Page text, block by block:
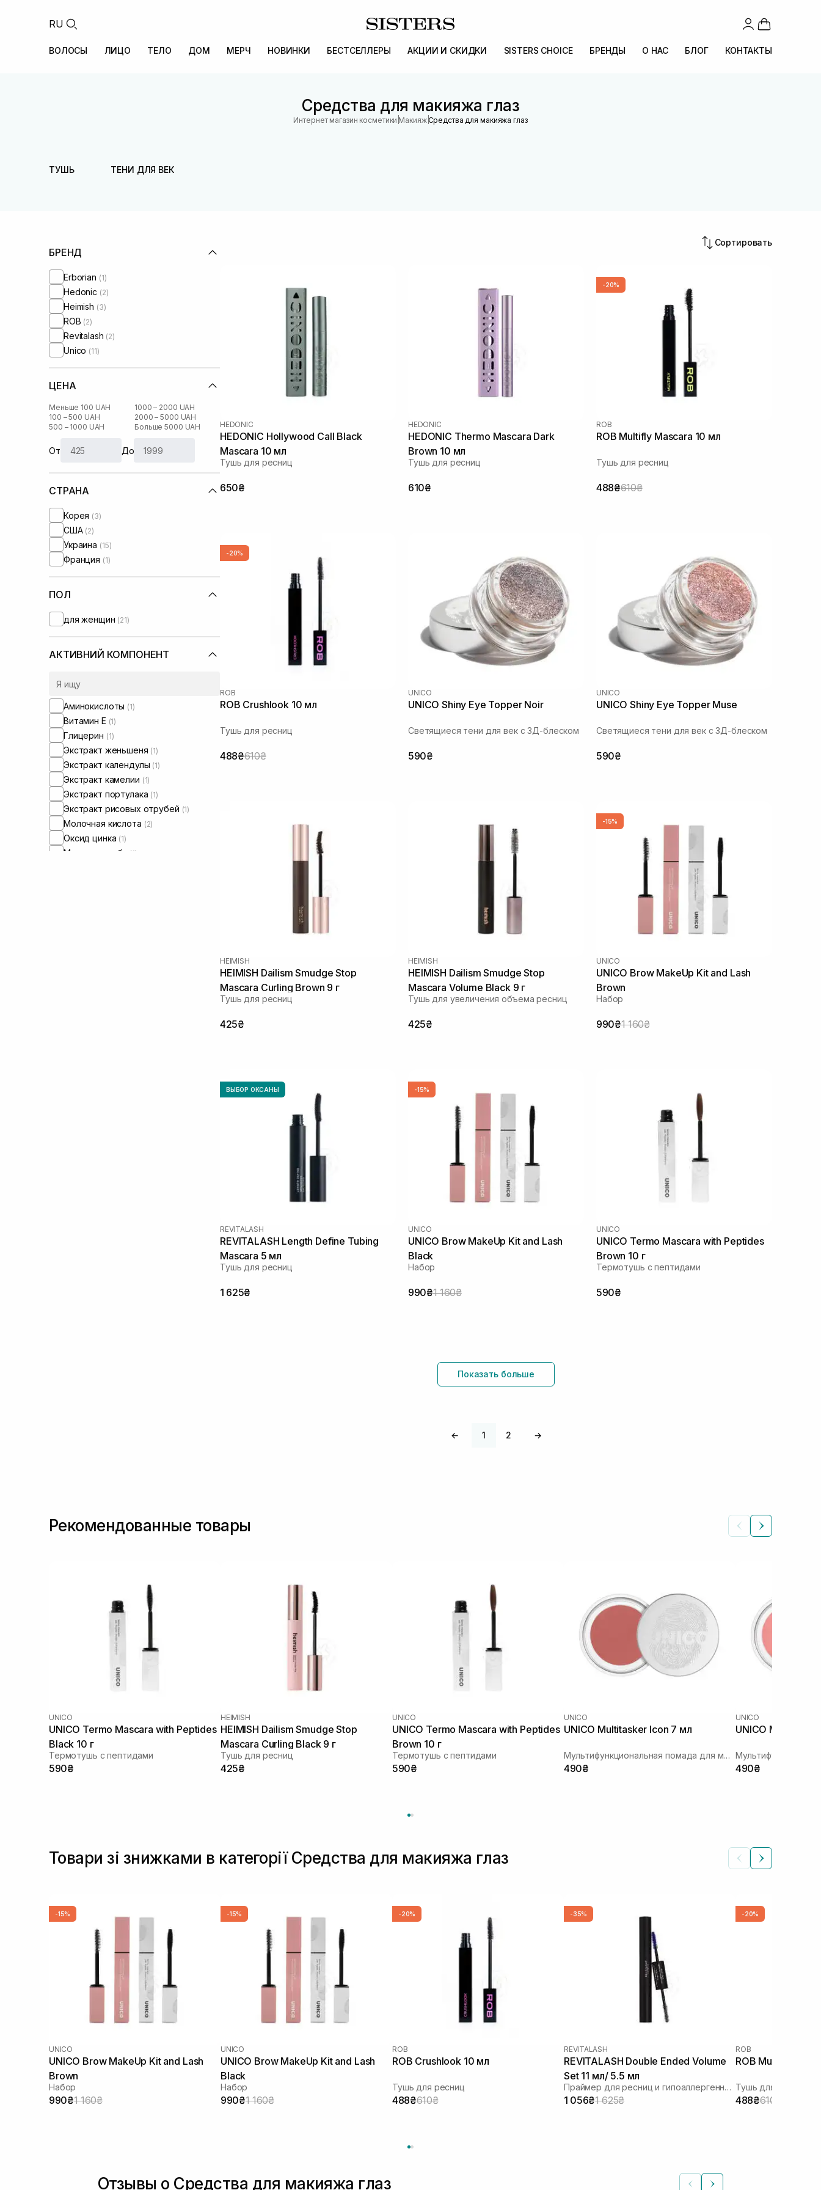
RU
ВОЛОСЫ ЛИЦО ТЕЛО ДОМ МЕРЧ НОВИНКИ БЕСТСЕЛЛЕРЫ АКЦИИ И СКИДКИ SISTERS CHOICE БРЕНДЫ О НАС БЛОГ КОНТАКТЫ
Средства для макияжа глаз
Интернет магазин косметики |Макияж|Средства для макияжа глаз
ТУШЬ ТЕНИ ДЛЯ ВЕК
БРЕНД
Erborian (1)
Hedonic (2)
Heimish (3)
ROB (2)
Revitalash (2)
Unico (11)
ЦЕНА
Меньше 100 UAH
100 – 500 UAH
500 – 1000 UAH
1000 – 2000 UAH
2000 – 5000 UAH
Больше 5000 UAH
От До
СТРАНА
Корея (3)
США (2)
Украина (15)
Франция (1)
ПОЛ
для женщин (21)
АКТИВНИЙ КОМПОНЕНТ
Аминокислоты (1)
Витамин Е (1)
Глицерин (1)
Экстракт женьшеня (1)
Экстракт календулы (1)
Экстракт камелии (1)
Экстракт портулака (1)
Экстракт рисовых отрубей (1)
Молочная кислота (2)
Оксид цинка (1)
Масло жожоба (1)
Сортировать
HEDONIC
HEDONIC Hollywood Call Black
Mascara 10 мл
Тушь для ресниц
650₴
HEDONIC
HEDONIC Thermo Mascara Dark
Brown 10 мл
Тушь для ресниц
610₴
-20%
ROB
ROB Multifly Mascara 10 мл
Тушь для ресниц
488₴610₴
-20%
ROB
ROB Crushlook 10 мл
Тушь для ресниц
488₴610₴
UNICO
UNICO Shiny Eye Topper Noir
Светящиеся тени для век с 3Д-блеском
590₴
UNICO
UNICO Shiny Eye Topper Muse
Светящиеся тени для век с 3Д-блеском
590₴
HEIMISH
HEIMISH Dailism Smudge Stop
Mascara Curling Brown 9 г
Тушь для ресниц
425₴
HEIMISH
HEIMISH Dailism Smudge Stop
Mascara Volume Black 9 г
Тушь для увеличения объема ресниц
425₴
-15%
UNICO
UNICO Brow MakeUp Kit and Lash
Brown
Набор
990₴1 160₴
ВЫБОР ОКСАНЫ
REVITALASH
REVITALASH Length Define Tubing
Mascara 5 мл
Тушь для ресниц
1 625₴
-15%
UNICO
UNICO Brow MakeUp Kit and Lash
Black
Набор
990₴1 160₴
UNICO
UNICO Termo Mascara with Peptides
Brown 10 г
Термотушь с пептидами
590₴
Показать больше
← 1 2 →
Рекомендованные товары
UNICO
UNICO Termo Mascara with Peptides
Black 10 г
Термотушь с пептидами
590₴
HEIMISH
HEIMISH Dailism Smudge Stop
Mascara Curling Black 9 г
Тушь для ресниц
425₴
UNICO
UNICO Termo Mascara with Peptides
Brown 10 г
Термотушь с пептидами
590₴
UNICO
UNICO Multitasker Icon 7 мл
Мультифункциональная помада для моно макияжа лица
490₴
UNICO
UNICO
490₴
Товари зі знижками в категорії Средства для макияжа глаз
-15%
UNICO
UNICO Brow MakeUp Kit and Lash
Brown
Набор
990₴1 160₴
-15%
UNICO
UNICO Brow MakeUp Kit and Lash
Black
Набор
990₴1 160₴
-20%
ROB
ROB Crushlook 10 мл
Тушь для ресниц
488₴610₴
-35%
REVITALASH
REVITALASH Double Ended Volume
Set 11 мл/ 5.5 мл
Праймер для ресниц и гипоаллергенная тушь 2 в 1
1 056₴1 625₴
-20%
ROB
ROB Multifly
Тушь для ресниц
488₴610₴
Отзывы о Средства для макияжа глаз